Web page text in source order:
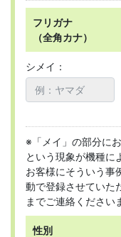
フリガナ
（全角カナ）
シメイ：
※「メイ」の部分に
という現象が機種に
お客様にそういう事
動で登録させていた
までご連絡ください
性別